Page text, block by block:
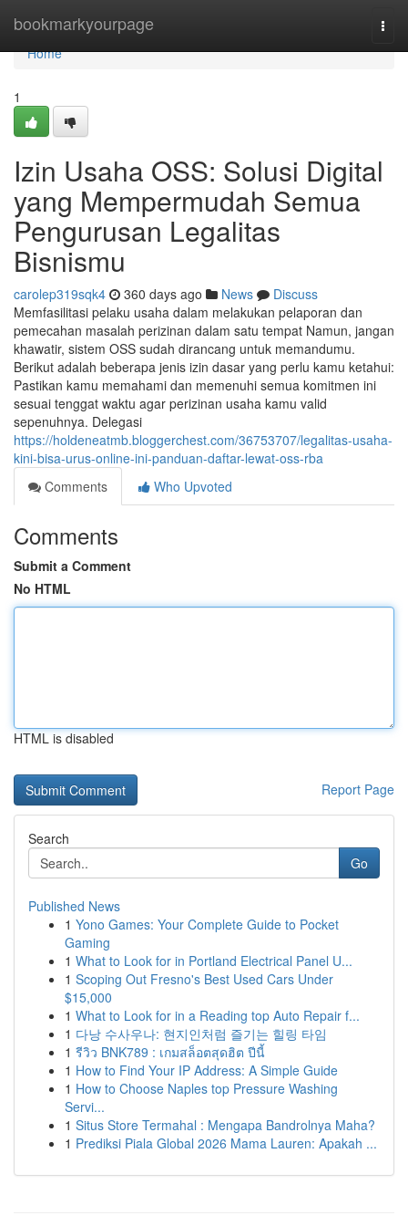
bookmarkyourpage
Home
Home
1
Izin Usaha OSS: Solusi Digital
yang Mempermudah Semua
Pengurusan Legalitas
Bisnismu
carolep319sqk4 360 days ago News
Discuss
Memfasilitasi pelaku usaha dalam melakukan pelaporan dan
pemecahan masalah perizinan dalam satu tempat Namun, jangan
khawatir, sistem OSS sudah dirancang untuk memandumu.
Berikut adalah beberapa jenis izin dasar yang perlu kamu ketahui:
Pastikan kamu memahami dan memenuhi semua komitmen ini
sesuai tenggat waktu agar perizinan usaha kamu valid
sepenuhnya. Delegasi
https://holdeneatmb.bloggerchest.com/36753707/legalitas-usaha-
kini-bisa-urus-online-ini-panduan-daftar-lewat-oss-rba
Comments
Who Upvoted
Comments
Submit a Comment
No HTML
HTML is disabled
Report Page
Search
Go
Published News
1 Yono Games: Your Complete Guide to Pocket
Gaming
1 What to Look for in Portland Electrical Panel U...
1 Scoping Out Fresno's Best Used Cars Under
$15,000
1 What to Look for in a Reading top Auto Repair f...
1 다낭 수사우나: 현지인처럼 즐기는 힐링 타임
1 รีวิว BNK789 : เกมสล็อตสุดฮิต ปีนี้
1 How to Find Your IP Address: A Simple Guide
1 How to Choose Naples top Pressure Washing
Servi...
1 Situs Store Termahal : Mengapa Bandrolnya Maha?
1 Prediksi Piala Global 2026 Mama Lauren: Apakah ...